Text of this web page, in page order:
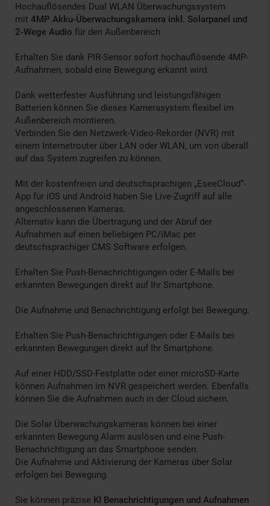
Hochauflösendes Dual WLAN Überwachungssystem
mit 4MP Akku-Überwachungskamera inkl. Solarpanel und
2-Wege Audio für den Außenbereich
Erhalten Sie dank PIR-Sensor sofort hochauflösende 4MP-
Aufnahmen, sobald eine Bewegung erkannt wird.
Dank wetterfester Ausführung und leistungsfähigen
Batterien können Sie dieses Kamerasystem flexibel im
Außenbereich montieren.
Verbinden Sie den Netzwerk-Video-Rekorder (NVR) mit
einem Internetrouter über LAN oder WLAN, um von überall
auf das System zugreifen zu können.
Mit der kostenfreien und deutschsprachigen „EseeCloud“-
App für iOS und Android haben Sie Live-Zugriff auf alle
angeschlossenen Kameras.
Alternativ kann die Übertragung und der Abruf der
Aufnahmen auf einen beliebigen PC/iMac per
deutschsprachiger CMS Software erfolgen.
Erhalten Sie Push-Benachrichtigungen oder E-Mails bei
erkannten Bewegungen direkt auf Ihr Smartphone.
Die Aufnahme und Benachrichtigung erfolgt bei Bewegung.
Erhalten Sie Push-Benachrichtigungen oder E-Mails bei
erkannten Bewegungen direkt auf Ihr Smartphone.
Auf einer HDD/SSD-Festplatte oder einer microSD-Karte
können Aufnahmen im NVR gespeichert werden. Ebenfalls
können Sie die Aufnahmen auch in der Cloud sichern.
Die Solar Überwachungskameras können bei einer
erkannten Bewegung Alarm auslösen und eine Push-
Benachrichtigung an das Smartphone senden.
Die Aufnahme und Aktivierung der Kameras über Solar
erfolgen bei Bewegung.
Sie können präzise KI Benachrichtigungen und Aufnahmen